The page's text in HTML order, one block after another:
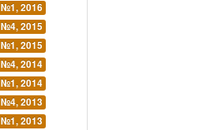
№1, 2016
№4, 2015
№1, 2015
№4, 2014
№1, 2014
№4, 2013
№1, 2013